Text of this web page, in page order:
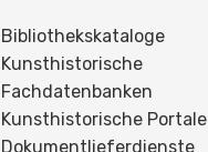
Bibliothekskataloge
Kunsthistorische
Fachdatenbanken
Kunsthistorische Portale
Dokumentlieferdienste